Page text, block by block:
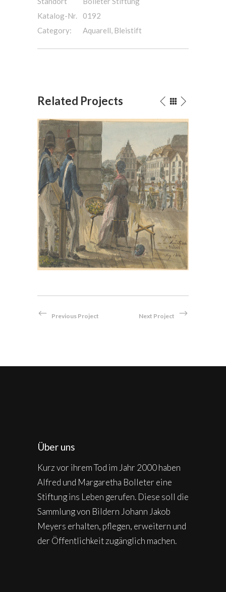
Katalog-Nr.
0192
Category:
Aquarell, Bleistift
Related Projects
Bei der Hauptwache in Zürich,
1814
Aquarell
Previous Project Next Project
Über uns
Kurz vor ihrem Tod im Jahr 2000 haben
Alfred und Margaretha Bolleter eine
Stiftung ins Leben gerufen. Diese soll die
Sammlung von Bildern Johann Jakob
Meyers erhalten, pflegen, erweitern und
der Öffentlichkeit zugänglich machen.